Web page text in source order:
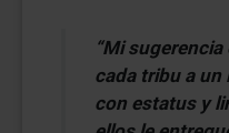
“Mi
cada tribu a
con estatus y